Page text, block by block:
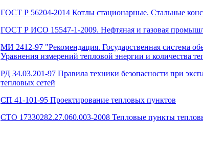
ГОСТ Р 56204-2014 Котлы стационарные. Стальные
ГОСТ Р ИСО 15547-1-2009. Нефтяная и газовая
МИ 2412-97 "Рекомендация. Государственная система
Уравнения измерений тепловой энергии и количества
РД 34.03.201-97 Правила техники безопасности при
тепловых сетей
СП 41-101-95 Проектирование тепловых пунктов
СТО 17330282.27.060.003-2008 Тепловые пункты